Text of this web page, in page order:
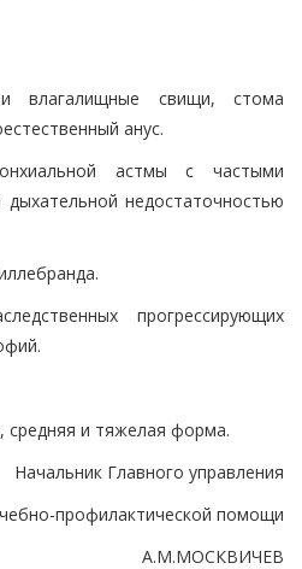
влагалищные свищи, стома
анус.
астмы с частыми
недостаточностью
прогрессирующих
средняя и тяжелая форма.
Начальник Главного управления
профилактической помощи
А.М.МОСКВИЧЕВ